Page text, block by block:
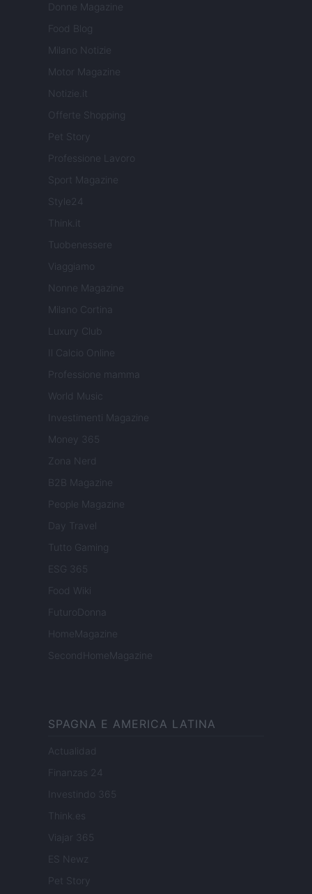
Donne Magazine
Food Blog
Milano Notizie
Motor Magazine
Notizie.it
Offerte Shopping
Pet Story
Professione Lavoro
Sport Magazine
Style24
Think.it
Tuobenessere
Viaggiamo
Nonne Magazine
Milano Cortina
Luxury Club
Il Calcio Online
Professione mamma
World Music
Investimenti Magazine
Money 365
Zona Nerd
B2B Magazine
People Magazine
Day Travel
Tutto Gaming
ESG 365
Food Wiki
FuturoDonna
HomeMagazine
SecondHomeMagazine
SPAGNA E AMERICA LATINA
Actualidad
Finanzas 24
Investindo 365
Think.es
Viajar 365
ES Newz
Pet Story